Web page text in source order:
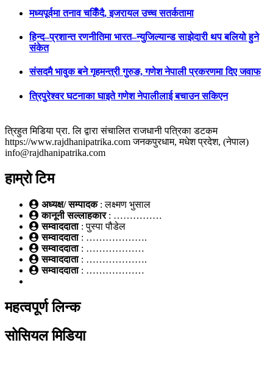
मध्यपूर्वमा तनाव चर्किँदै, इजरायल उच्च सतर्कतामा
हिन्द–प्रशान्त रणनीतिमा भारत–न्युजिल्यान्ड साझेदारी थप बलियो हुने
संकेत
संसदमै भावुक बने गृहमन्त्री गुरुङ, गणेश नेपाली प्रकरणमा दिए जवाफ
त्रिपुरेश्वर घटनाका घाइते गणेश नेपालीलाई बचाउन सकिएन
त्रिहुत मिडिया प्रा. लि द्वारा संचालित राजधानी पत्रिका डटकम
https://www.rajdhanipatrika.com जनकपुरधाम, मधेश प्रदेश, (नेपाल)
info@rajdhanipatrika.com
हाम्रो टिम
अध्यक्ष/ सम्पादक: लक्ष्मण भुसाल
कानूनी सल्लाहकार : ……………
सम्वाददाता: पुस्पा पौडेल
सम्वाददाता : ……………….
सम्वाददाता: ………………
सम्वाददाता: ……………….
सम्वाददाता: ………………
महत्वपूर्ण लिन्क
सोसियल मिडिया